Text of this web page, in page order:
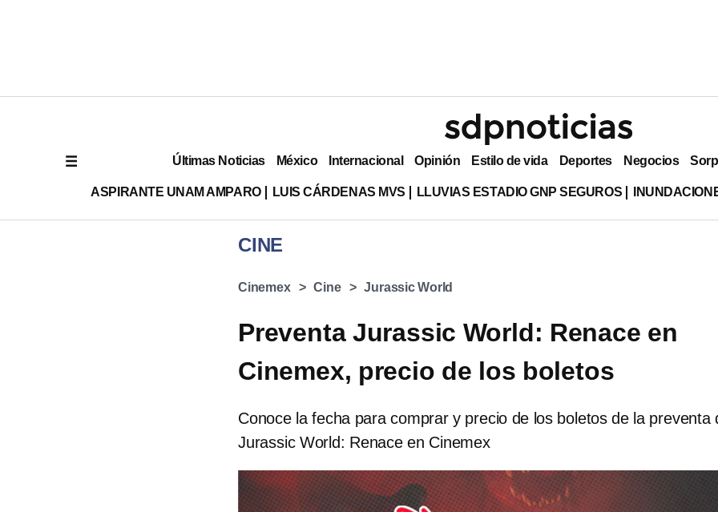
Últimas Noticias México Internacional Opinión Estilo de vida Deportes Negocios
ASPIRANTE UNAM AMPARO LUIS CÁRDENAS MVS LLUVIAS ESTADIO GNP SEGUROS
CINE
Cinemex Cine Jurassic World
Preventa Jurassic World: Renace en
Cinemex, precio de los boletos
Conoce la fecha para comprar y precio de los boletos de la preventa
Jurassic World: Renace en Cinemex